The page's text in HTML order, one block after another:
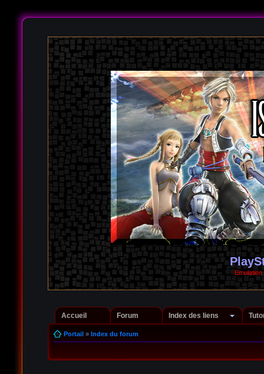
Accueil Forum Index des liens
Portail» Index du forum